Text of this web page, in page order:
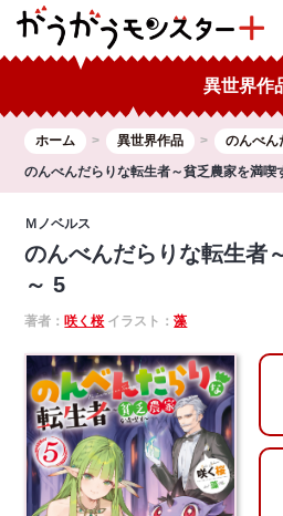
異世界作
ホーム 異世界作品
のんべん
のんべんだらりな転生者～貧乏農家を満喫
Ｍノベルス
のんべんだらりな転生者
～ 5
著者：咲く桜イラスト：藻